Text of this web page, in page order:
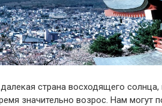
страна восходящего солнца,
значительно возрос. Нам могут